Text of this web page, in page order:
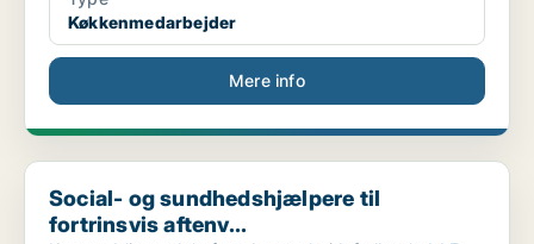
Køkkenmedarbejder
Mere info
Social- og sundhedshjælpere til fortrinsvis aftenv...
Social- og sundhedshjælpere til
fortrinsvis aftenv...